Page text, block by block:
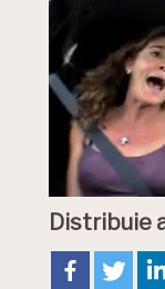
Distribuie